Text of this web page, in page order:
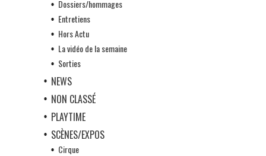
Dossiers/hommages
Entretiens
Hors Actu
La vidéo de la semaine
Sorties
NEWS
NON CLASSÉ
PLAYTIME
SCÈNES/EXPOS
Cirque